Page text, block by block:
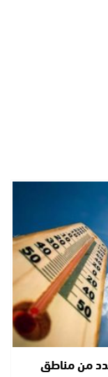
من مناطق